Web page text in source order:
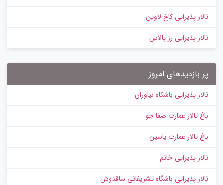
تالار پذیرایی کاخ لاوین
تالار پذیرایی رز پالاس
پر بازدیدهای امروز
تالار پذیرایی باشگاه نیاوران
باغ تالار عمارت صفا جو
باغ تالار عمارت یاسین
تالار پذیرایی خاتم
تالار پذیرایی باشگاه تشریفاتی ساقدوش